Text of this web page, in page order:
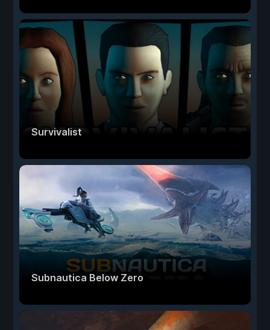
Survivalist
Subnautica Below Zero